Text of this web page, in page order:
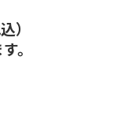
）
。